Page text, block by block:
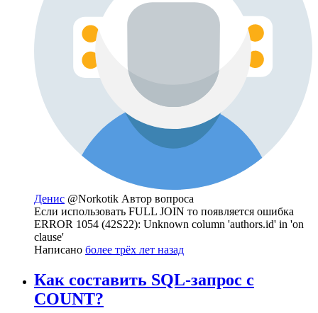
Денис @Norkotik Автор вопроса
Если использовать FULL JOIN то появляется ошибка
ERROR 1054 (42S22): Unknown column 'authors.id' in 'on
clause'
Написано более трёх лет назад
Как составить SQL-запрос с
COUNT?